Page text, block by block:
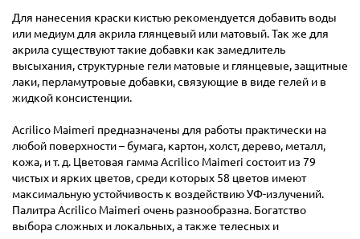
Для нанесения краски кистью рекомендуется добавить воды
или медиум для акрила глянцевый или матовый. Так же для
акрила существуют такие добавки как замедлитель
высыхания, структурные гели матовые и глянцевые, защитные
лаки, перламутровые добавки, связующие в виде гелей и в
жидкой консистенции.
Acrilico Maimeri предназначены для работы практически на
любой поверхности – бумага, картон, холст, дерево, металл,
кожа, и т. д. Цветовая гамма Acrilico Maimeri состоит из 79
чистых и ярких цветов, среди которых 58 цветов имеют
максимальную устойчивость к воздействию УФ-излучений.
Палитра Acrilico Maimeri очень разнообразна. Богатство
выбора сложных и локальных, а также телесных и